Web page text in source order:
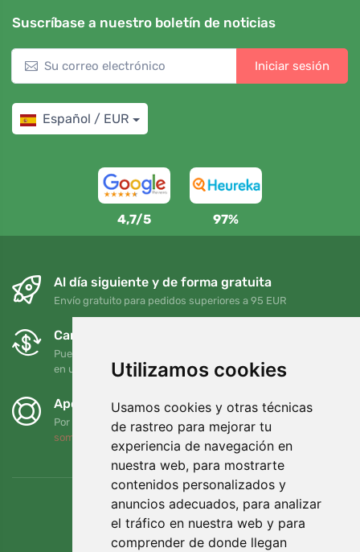
Utilizamos cookies
Usamos cookies y otras técnicas
de rastreo para mejorar tu
experiencia de navegación en
nuestra web, para mostrarte
contenidos personalizados y
anuncios adecuados, para analizar
el tráfico en nuestra web y para
comprender de donde llegan
Suscríbase a nuestro boletín de noticias
Iniciar sesión
Español / EUR
4,7/5 97%
Al día siguiente y de forma gratuita
Envío gratuito para pedidos superiores a 95 EUR
Cambios y devoluciones gratuitos
Puede devolver o cambiar su pedido en cualquier momento
en un plazo de 90 días
Apoyamos a Trees.org
Por cada pedido plantamos un árbol. Leer más
somos